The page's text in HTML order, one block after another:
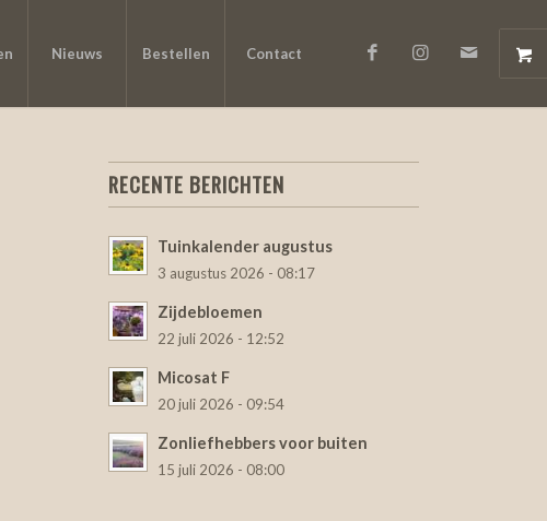
Nieuws Bestellen Contact
RECENTE BERICHTEN
Tuinkalender augustus
3 augustus 2026 - 08:17
Zijdebloemen
22 juli 2026 - 12:52
Micosat F
20 juli 2026 - 09:54
Zonliefhebbers voor buiten
15 juli 2026 - 08:00